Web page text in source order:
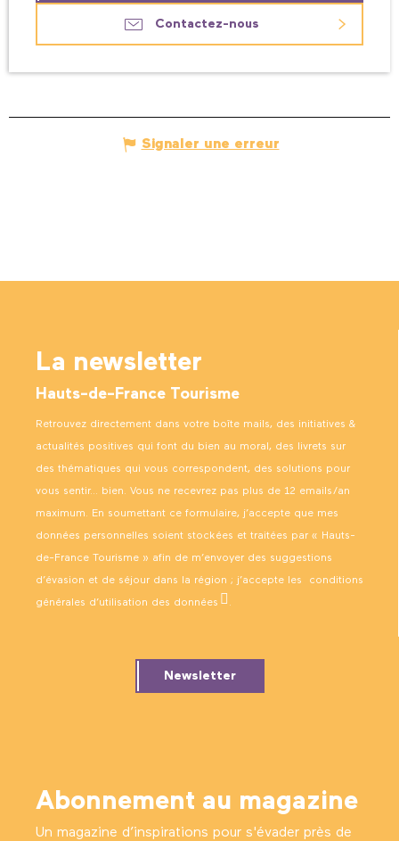
Contactez-nous
Signaler une erreur
La newsletter
Hauts-de-France Tourisme
Retrouvez directement dans votre boîte mails, des initiatives &
actualités positives qui font du bien au moral, des livrets sur
des thématiques qui vous correspondent, des solutions pour
vous sentir… bien. Vous ne recevrez pas plus de 12 emails/an
maximum. En soumettant ce formulaire, j’accepte que mes
données personnelles soient stockées et traitées par « Hauts-
de-France Tourisme » afin de m’envoyer des suggestions
d’évasion et de séjour dans la région ; j’accepte les conditions
générales d’utilisation des données .
Newsletter
Abonnement au magazine
Un magazine d’inspirations pour s'évader près de